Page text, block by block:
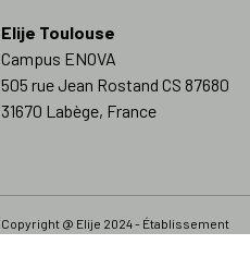
Elije Toulouse
Campus ENOVA
505 rue Jean Rostand CS 87680
31670 Labège, France
Copyright @ Elije 2024 - Établissement